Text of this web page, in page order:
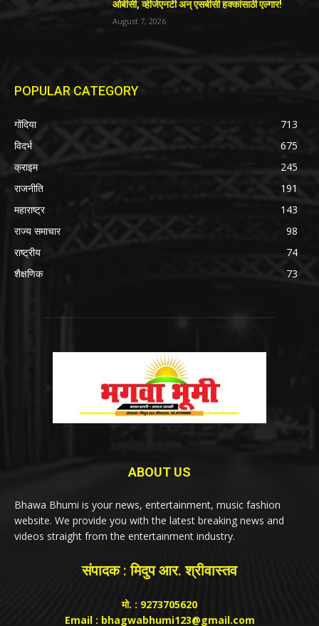
ओबीसी, व्हीजेएनटी अन् एसबीसी हक्कांसाठी एल्गार!
August 7, 2026
POPULAR CATEGORY
गोंदिया
713
विदर्भ
675
क्राइम
245
राजनीति
191
महाराष्ट्र
143
राज्य समाचार
98
राष्ट्रीय
74
शैक्षणिक
73
ABOUT US
Bhawa Bhumi is your news, entertainment, music fashion
website. We provide you with the latest breaking news and
videos straight from the entertainment industry.
संपादक : मिदुप आर. श्रीवास्तव
मो. : 9273705620
Email : bhagwabhumi123@gmail.com